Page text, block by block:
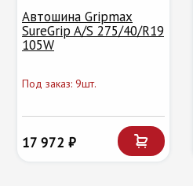
Автошина Gripmax
SureGrip A/S 275/40/R19
105W
Под заказ: 9шт.
17 972 ₽